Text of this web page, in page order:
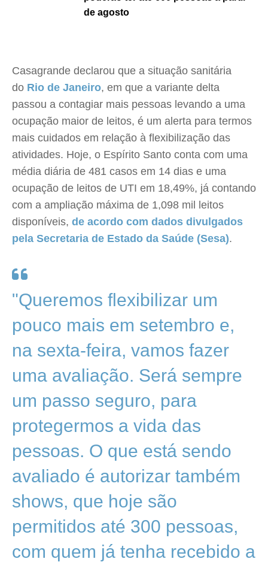
de agosto
Casagrande declarou que a situação sanitária
do Rio de Janeiro, em que a variante delta
passou a contagiar mais pessoas levando a uma
ocupação maior de leitos, é um alerta para termos
mais cuidados em relação à flexibilização das
atividades. Hoje, o Espírito Santo conta com uma
média diária de 481 casos em 14 dias e uma
ocupação de leitos de UTI em 18,49%, já contando
com a ampliação máxima de 1,098 mil leitos
disponíveis, de acordo com dados divulgados
pela Secretaria de Estado da Saúde (Sesa).
"Queremos flexibilizar um
pouco mais em setembro e,
na sexta-feira, vamos fazer
uma avaliação. Será sempre
um passo seguro, para
protegermos a vida das
pessoas. O que está sendo
avaliado é autorizar também
shows, que hoje são
permitidos até 300 pessoas,
com quem já tenha recebido a